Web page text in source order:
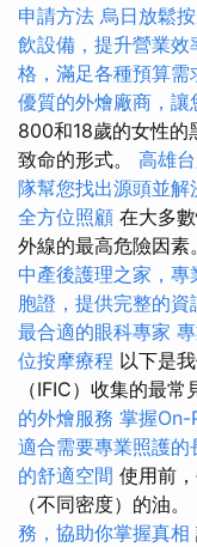
申請方法 烏日放鬆
飲設備，提升營業效
格，滿足各種預算需
優質的外燴廠商，讓
800和18歲的女性的
致命的形式。 高雄
隊幫您找出源頭並解
全方位照顧 在大多
外線的最高危險因
中產後護理之家，
胞證，提供完整的資
最合適的眼科專家
位按摩療程 以下是
（IFIC）收集的最常
的外燴服務 掌握On-
適合需要專業照護的
的舒適空間 使用前
（不同密度）的油。
務，協助你掌握真相